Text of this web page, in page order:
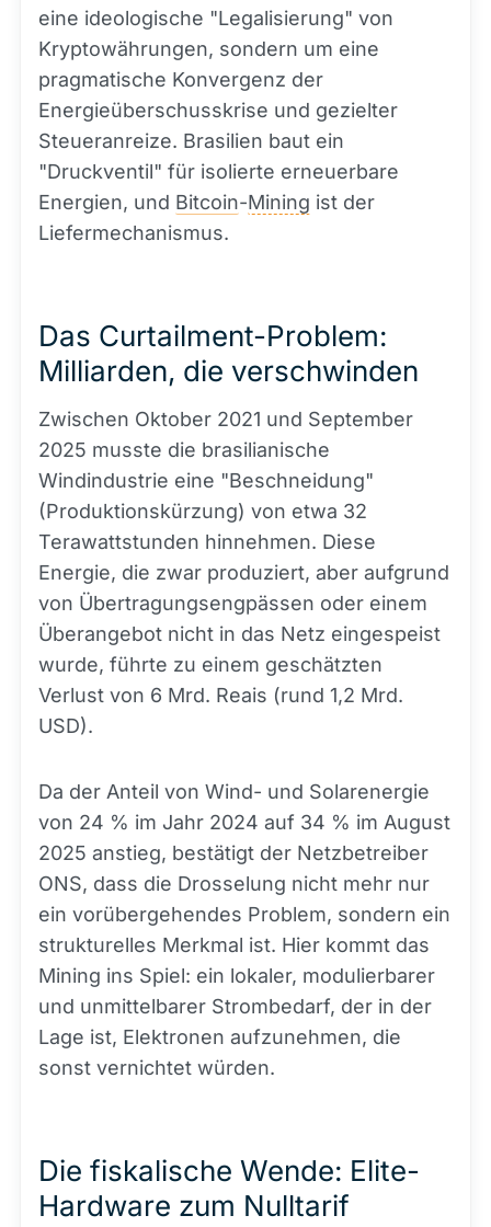
eine ideologische "Legalisierung" von
Kryptowährungen, sondern um eine
pragmatische Konvergenz der
Energieüberschusskrise und gezielter
Steueranreize. Brasilien baut ein
"Druckventil" für isolierte erneuerbare
Energien, und Bitcoin-Mining ist der
Liefermechanismus.
Das Curtailment-Problem:
Milliarden, die verschwinden
Zwischen Oktober 2021 und September
2025 musste die brasilianische
Windindustrie eine "Beschneidung"
(Produktionskürzung) von etwa 32
Terawattstunden hinnehmen. Diese
Energie, die zwar produziert, aber aufgrund
von Übertragungsengpässen oder einem
Überangebot nicht in das Netz eingespeist
wurde, führte zu einem geschätzten
Verlust von 6 Mrd. Reais (rund 1,2 Mrd.
USD).
Da der Anteil von Wind- und Solarenergie
von 24 % im Jahr 2024 auf 34 % im August
2025 anstieg, bestätigt der Netzbetreiber
ONS, dass die Drosselung nicht mehr nur
ein vorübergehendes Problem, sondern ein
strukturelles Merkmal ist. Hier kommt das
Mining ins Spiel: ein lokaler, modulierbarer
und unmittelbarer Strombedarf, der in der
Lage ist, Elektronen aufzunehmen, die
sonst vernichtet würden.
Die fiskalische Wende: Elite-
Hardware zum Nulltarif